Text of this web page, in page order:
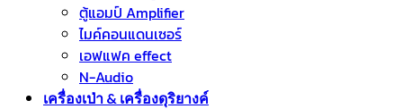
ตู้แอมป์ Amplifier
ไมค์คอนแดนเซอร์
เอฟแฟค effect
N-Audio
เครื่องเป่า & เครื่องดุริยางค์